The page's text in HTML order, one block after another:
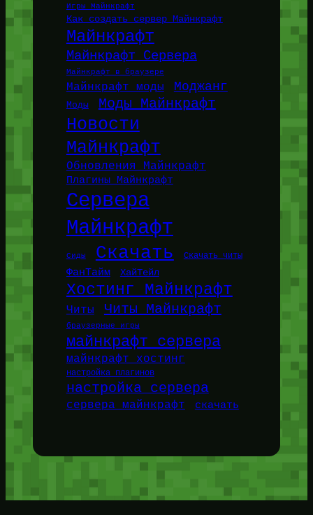
Игры Майнкрафт
Как создать сервер Майнкрафт
Майнкрафт
Майнкрафт Сервера
Майнкрафт в браузере
Майнкрафт моды Моджанг
Моды Моды Майнкрафт
Новости
Майнкрафт
Обновления Майнкрафт
Плагины Майнкрафт
Сервера
Майнкрафт
Сиды Скачать Скачать читы
ФанТайм ХайТейл
Хостинг Майнкрафт
Читы Читы Майнкрафт
браузерные игры
майнкрафт сервера
майнкрафт хостинг
настройка плагинов
настройка сервера
сервера майнкрафт скачать